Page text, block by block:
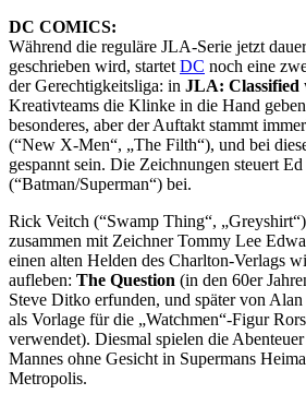
DC COMICS:
Während die reguläre JLA-Serie jetzt
geschrieben wird, startet DC noch eine
der Gerechtigkeitsliga: in JLA: Classified
Kreativteams die Klinke in die Hand
besonderes, aber der Auftakt stammt
(“New X-Men“, „The Filth“), und bei
gespannt sein. Die Zeichnungen steuert
(“Batman/Superman“) bei.
Rick Veitch (“Swamp Thing“,
zusammen mit Zeichner Tommy Lee
einen alten Helden des Charlton-Verlags
aufleben: The Question (in den 60er
Steve Ditko erfunden, und später von
als Vorlage für die „Watchmen“-Figur
verwendet). Diesmal spielen die Abenteuer
Mannes ohne Gesicht in Supermans
Metropolis.